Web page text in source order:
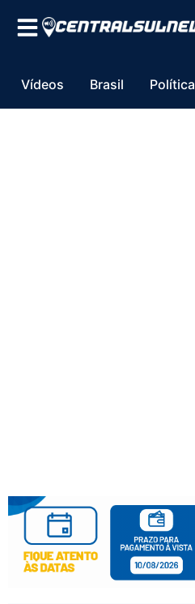
Vídeos Brasil Política